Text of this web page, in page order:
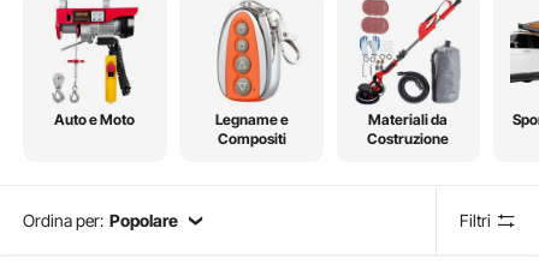
Auto e Moto
Legname e
Compositi
Materiali da
Costruzione
Ordina per: Popolare Filtri